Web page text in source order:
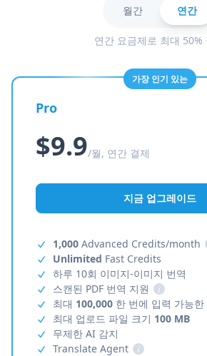
월간 연간
연간 요금제로 최대 50%
가장 인기 있는
Pro
$9.9/월, 연간 결제
지금 업그레이드
1,000 Advanced Credits/month
Unlimited Fast Credits
하루 10회 이미지-이미지 번역
스캔된 PDF 번역 지원
i
최대 100,000 한 번에 입력 가능한
최대 업로드 파일 크기 100 MB
무제한 AI 감지
Translate Agent
i